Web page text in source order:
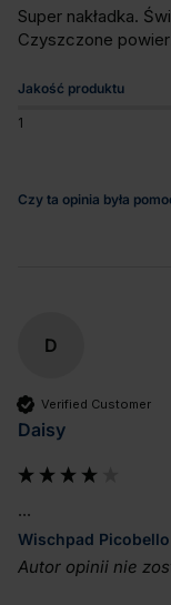
Super nakładka.
Czyszczone
Jakość produktu
1
Czy ta opinia była
D
Verified Customer
Daisy
...
Wischpad
Autor opinii nie